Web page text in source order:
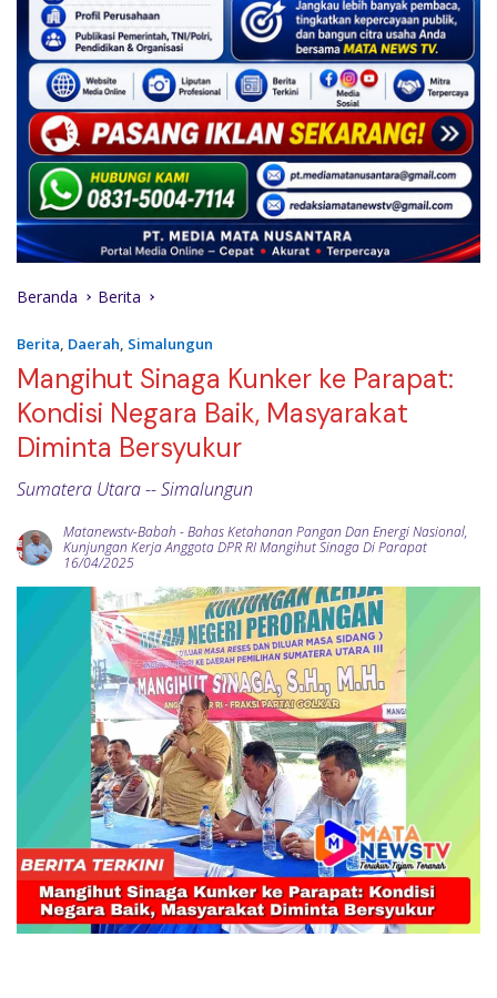
Beranda Berita
Berita, Daerah, Simalungun
Mangihut Sinaga Kunker ke Parapat:
Kondisi Negara Baik, Masyarakat
Diminta Bersyukur
Sumatera Utara -- Simalungun
Matanewstv-Babah -Bahas Ketahanan Pangan Dan Energi Nasional,
Kunjungan Kerja Anggota DPR RI Mangihut Sinaga Di Parapat
16/04/2025